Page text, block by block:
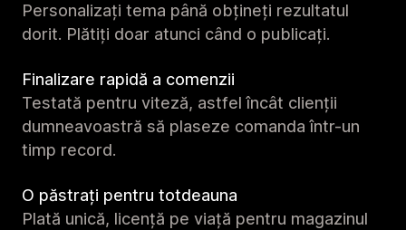
Personalizați tema până obțineți rezultatul
dorit. Plătiți doar atunci când o publicați.
Finalizare rapidă a comenzii
Testată pentru viteză, astfel încât clienții
dumneavoastră să plaseze comanda într-un
timp record.
O păstrați pentru totdeauna
Plată unică, licență pe viață pentru magazinul